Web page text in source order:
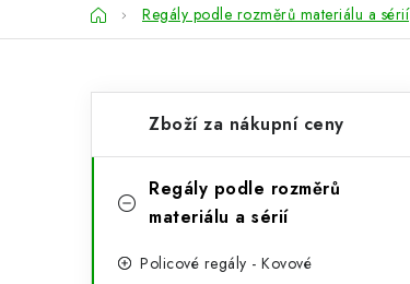
DomůRegály podle rozměrů materiálu a sérií
okategorie
a
Zboží za nákupní ceny
Regály podle rozměrů
materiálu a sérií
Policové regály - Kovové